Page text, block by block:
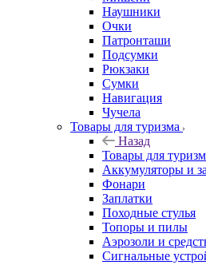
Наушники
Очки
Патронташи
Подсумки
Рюкзаки
Сумки
Навигация
Чучела
Товары для туризма
Назад
Товары для
Аккумуляторы и
Фонари
Заплатки
Походные стулья
Топоры и пилы
Аэрозоли и
Сигнальные